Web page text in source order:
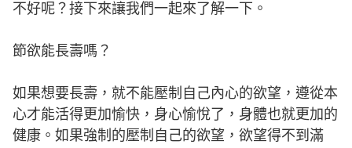
不好呢？接下來讓我們一起來了解一下。
節欲能長壽嗎？
如果想要長壽，就不能壓制自己內心的欲望，遵從本
心才能活得更加愉快，身心愉悅了，身體也就更加的
健康。如果強制的壓制自己的欲望，欲望得不到滿